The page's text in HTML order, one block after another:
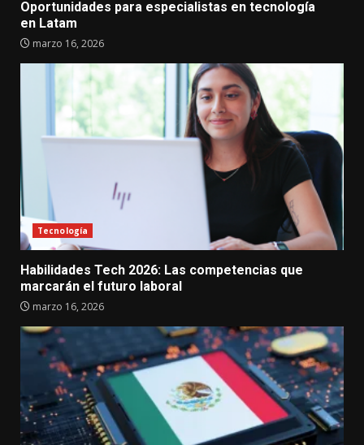
Oportunidades para especialistas en tecnología
en Latam
marzo 16, 2026
Tecnología
Habilidades Tech 2026: Las competencias que
marcarán el futuro laboral
marzo 16, 2026